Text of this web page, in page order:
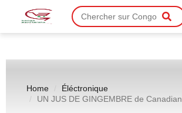
Home
Éléctronique
UN JUS DE GINGEMBRE de Canadian